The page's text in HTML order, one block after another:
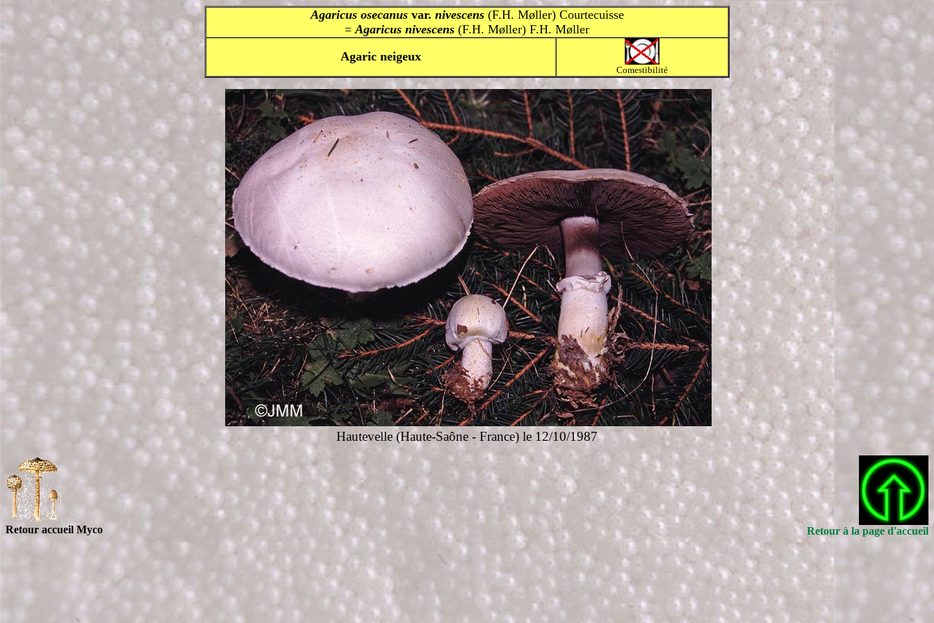
Agaricus osecanusvar. nivescens (F.H. Møller) Courtecuisse
=Agaricus nivescens (F.H. Møller) F.H. Møller
Agaric neigeux
Comestibilité
Hautevelle (Haute-Saône - France) le 12/10/1987
Retour accueil Myco Retour à la page d'accueil